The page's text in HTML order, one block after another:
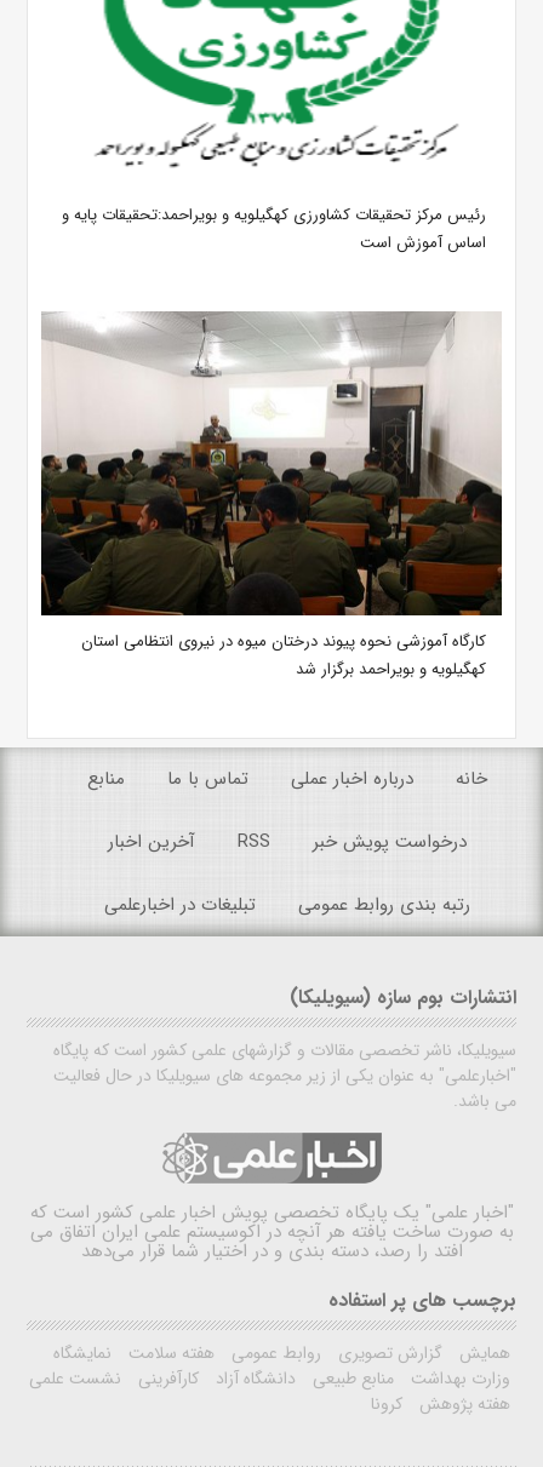
رئیس مرکز تحقیقات کشاورزی کهگیلویه و بویراحمد:تحقیقات پایه و
اساس آموزش است
کارگاه آموزشی نحوه پیوند درختان میوه در نیروی انتظامی استان
کهگیلویه و بویراحمد برگزار شد
خانه درباره اخبار عملی تماس با ما منابع
درخواست پویش خبر RSS آخرین اخبار
رتبه بندی روابط عمومی تبلیغات در اخبارعلمی
انتشارات بوم سازه (سیویلیکا)
سیویلیکا، ناشر تخصصی مقالات و گزارشهای علمی کشور است که پایگاه
"اخبارعلمی" به عنوان یکی از زیر مجموعه های سیویلیکا در حال فعالیت
می باشد.
"اخبار علمی" یک پایگاه تخصصی پویش اخبار علمی کشور است که
به صورت ساخت یافته هر آنچه در اکوسیستم علمی ایران اتفاق می
افتد را رصد، دسته بندی و در اختیار شما قرار می‌دهد
برچسب های پر استفاده
همایش گزارش تصویری روابط عمومی هفته سلامت
نمایشگاه
وزارت بهداشت
منابع طبیعی دانشگاه آزاد کارآفرینی
نشست علمی
هفته پژوهش
کرونا